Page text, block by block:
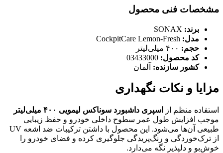
مشخصات فنی محصول
برند:
مدل:
حجم:
کد محصول:
کشور سازنده: آلمان
مزایا و نکات نگهداری
استفاده منظم از
اسپری داشبورد سوناکس لیمویی ۴۰۰ میلی‌لیتر
موجب افزایش طول عمر سطوح داخلی خودرو و حفظ زیبایی
طبیعی آن‌ها می‌شود. این محصول با داشتن ترکیبات ضد اشعه UV
از ترک‌خوردگی و رنگ‌پریدگی جلوگیری کرده و فضای خودرو را
خوش‌بو و دلپذیر نگه می‌دارد.